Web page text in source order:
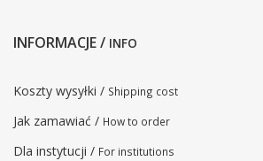
INFORMACJE / INFO
Koszty wysyłki / Shipping cost
Jak zamawiać / How to order
Dla instytucji / For institutions